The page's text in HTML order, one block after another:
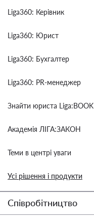
Liga360: Керівник
Liga360: Юрист
Liga360: Бухгалтер
Liga360: PR-менеджер
Знайти юриста Liga:BOOK
Академія ЛІГА:ЗАКОН
Теми в центрі уваги
Усі рішення і продукти
Співробітництво